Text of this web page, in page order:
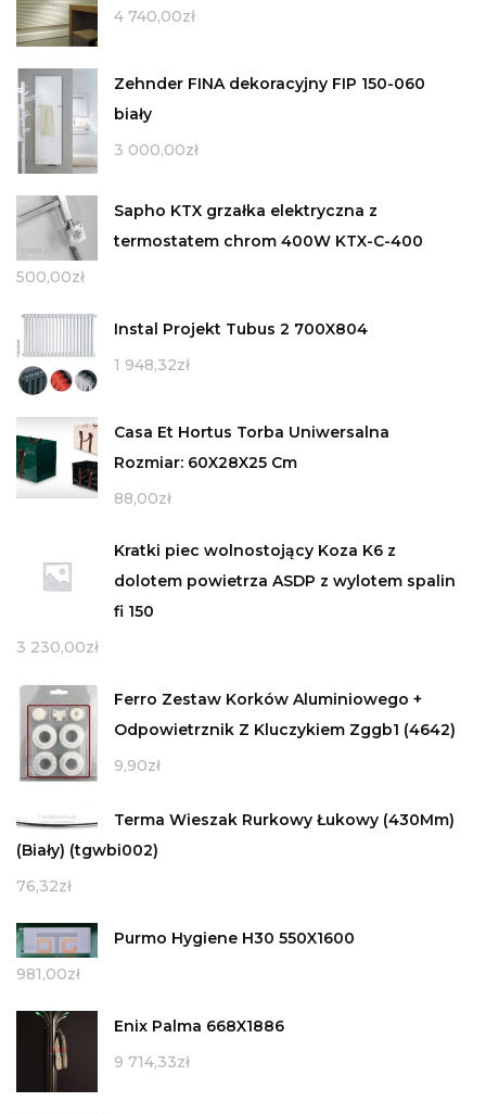
4 740,00zł
Zehnder FINA dekoracyjny FIP 150-060
biały
3 000,00zł
Sapho KTX grzałka elektryczna z
termostatem chrom 400W KTX-C-400
500,00zł
Instal Projekt Tubus 2 700X804
1 948,32zł
Casa Et Hortus Torba Uniwersalna
Rozmiar: 60X28X25 Cm
88,00zł
Kratki piec wolnostojący Koza K6 z
dolotem powietrza ASDP z wylotem spalin
fi 150
3 230,00zł
Ferro Zestaw Korków Aluminiowego +
Odpowietrznik Z Kluczykiem Zggb1 (4642)
9,90zł
Terma Wieszak Rurkowy Łukowy (430Mm)
(Biały) (tgwbi002)
76,32zł
Purmo Hygiene H30 550X1600
981,00zł
Enix Palma 668X1886
9 714,33zł